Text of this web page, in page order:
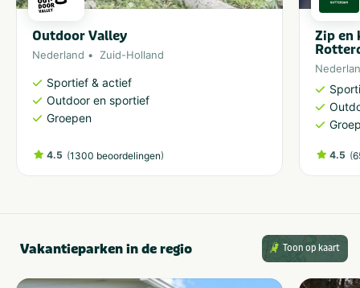
Outdoor Valley
Nederland Zuid-Holland
Sportief & actief
Outdoor en sportief
Groepen
4.5 (1300 beoordelingen)
Zip en
4.5 (
Vakantieparken in de regio Toon op kaart